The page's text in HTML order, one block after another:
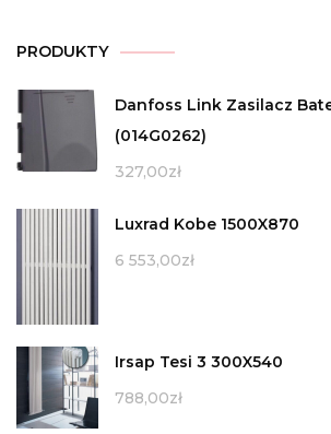
PRODUKTY
Danfoss Link Zasilacz
(014G0262)
327,00zł
Luxrad Kobe 1500X870
6 553,00zł
Irsap Tesi 3 300X540
788,00zł